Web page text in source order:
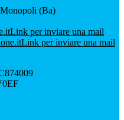
(Ba)
Link per inviare una mail
Link per inviare una mail